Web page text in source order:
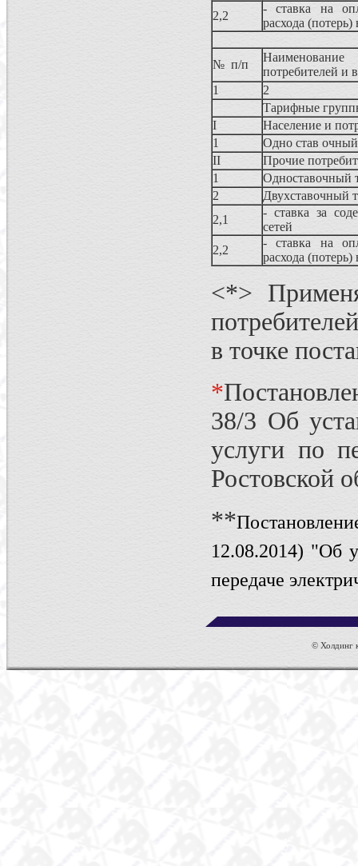
2,2
- ставка на
расхода (потерь)
№ п/п
потребителей и
1
2
Тарифные
I
Население и
1
Одно став
II
Прочие
1
Одноставочный
2
Двухставочный
2,1
- ставка за
сетей
2,2
- ставка на
расхода (потерь)
<*>
в точке
*
38/3 Об
услуги по
Ростовской
**
12.08.2014) "Об
передаче
© Холдинг